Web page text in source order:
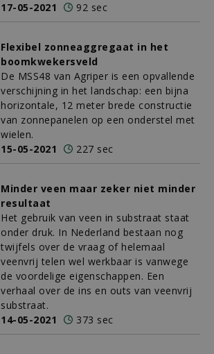
17-05-2021
92 sec
Flexibel zonneaggregaat in het
boomkwekersveld
De MSS48 van Agriper is een opvallende
verschijning in het landschap: een bijna
horizontale, 12 meter brede constructie
van zonnepanelen op een onderstel met
wielen.
15-05-2021
227 sec
Minder veen maar zeker niet minder
resultaat
Het gebruik van veen in substraat staat
onder druk. In Nederland bestaan nog
twijfels over de vraag of helemaal
veenvrij telen wel werkbaar is vanwege
de voordelige eigenschappen. Een
verhaal over de ins en outs van veenvrij
substraat.
14-05-2021
373 sec